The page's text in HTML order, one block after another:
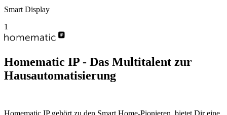
Smart Display
1
Homematic IP - Das Multitalent zur
Hausautomatisierung
Homematic IP gehört zu den Smart Home-Pionieren, bietet Dir eine